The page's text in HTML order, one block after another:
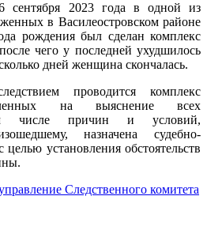
сентября 2023 года в одной из
в Василеостровском районе
рождения был сделан комплекс
чего у последней ухудшилось
дней женщина скончалась.
проводится комплекс
на выяснение всех
числе причин и условий,
назначена судебно-
целью установления обстоятельств
Следственного комитета